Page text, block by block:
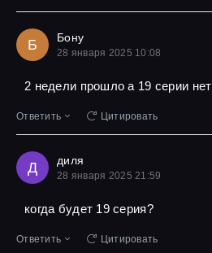
Б Бону
28 января 2025 10:08
2 недели прошло а 19 серии нет
Ответить Цитировать
Д диля
28 января 2025 21:59
когда будет 19 серия?
Ответить Цитировать